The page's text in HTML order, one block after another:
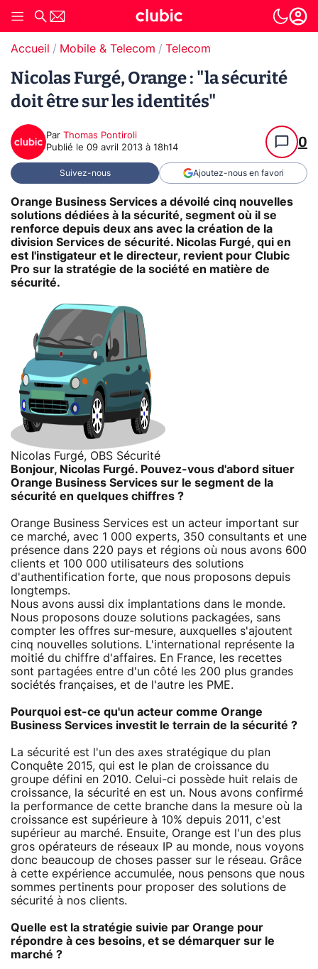
Accueil Mobile & Telecom Telecom
Nicolas Furgé, Orange : "la sécurité
doit être sur les identités"
Par Thomas Pontiroli
Publié le 09 avril 2013 à 18h14 0
Suivez-nous Ajoutez-nous en favori
Orange Business Services a dévoilé cinq nouvelles
solutions dédiées à la sécurité, segment où il se
renforce depuis deux ans avec la création de la
division Services de sécurité. Nicolas Furgé, qui en
est l'instigateur et le directeur, revient pour Clubic
Pro sur la stratégie de la société en matière de
sécurité.
Nicolas Furgé, OBS Sécurité
Bonjour, Nicolas Furgé. Pouvez-vous d'abord situer
Orange Business Services sur le segment de la
sécurité en quelques chiffres ?
Orange Business Services est un acteur important sur
ce marché, avec 1 000 experts, 350 consultants et une
présence dans 220 pays et régions où nous avons 600
clients et 100 000 utilisateurs des solutions
d'authentification forte, que nous proposons depuis
longtemps.
Nous avons aussi dix implantations dans le monde.
Nous proposons douze solutions packagées, sans
compter les offres sur-mesure, auxquelles s'ajoutent
cinq nouvelles solutions. L'international représente la
moitié du chiffre d'affaires. En France, les recettes
sont partagées entre d'un côté les 200 plus grandes
sociétés françaises, et de l'autre les PME.
Pourquoi est-ce qu'un acteur comme Orange
Business Services investit le terrain de la sécurité ?
La sécurité est l'un des axes stratégique du plan
Conquête 2015, qui est le plan de croissance du
groupe défini en 2010. Celui-ci possède huit relais de
croissance, la sécurité en est un. Nous avons confirmé
la performance de cette branche dans la mesure où la
croissance est supérieure à 10% depuis 2011, c'est
supérieur au marché. Ensuite, Orange est l'un des plus
gros opérateurs de réseaux IP au monde, nous voyons
donc beaucoup de choses passer sur le réseau. Grâce
à cette expérience accumulée, nous pensons que nous
sommes pertinents pour proposer des solutions de
sécurité à nos clients.
Quelle est la stratégie suivie par Orange pour
répondre à ces besoins, et se démarquer sur le
marché ?